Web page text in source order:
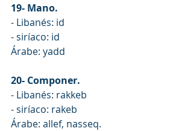
19- Mano.
- Libanés: id
- siríaco: id
Árabe: yadd
20- Componer.
- Libanés: rakkeb
- siríaco: rakeb
Árabe: allef, nasseq.